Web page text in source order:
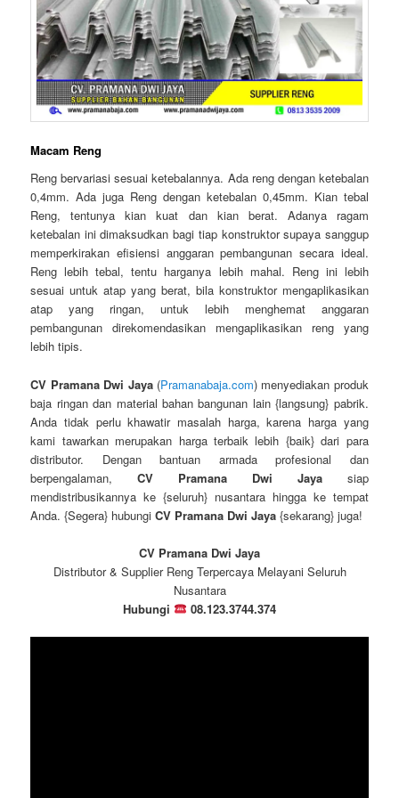
Macam Reng
Reng bervariasi sesuai ketebalannya. Ada reng dengan ketebalan
0,4mm. Ada juga Reng dengan ketebalan 0,45mm. Kian tebal
Reng, tentunya kian kuat dan kian berat. Adanya ragam
ketebalan ini dimaksudkan bagi tiap konstruktor supaya sanggup
memperkirakan efisiensi anggaran pembangunan secara ideal.
Reng lebih tebal, tentu harganya lebih mahal. Reng ini lebih
sesuai untuk atap yang berat, bila konstruktor mengaplikasikan
atap yang ringan, untuk lebih menghemat anggaran
pembangunan direkomendasikan mengaplikasikan reng yang
lebih tipis.
CV Pramana Dwi Jaya(Pramanabaja.com) menyediakan produk
baja ringan dan material bahan bangunan lain {langsung} pabrik.
Anda tidak perlu khawatir masalah harga, karena harga yang
kami tawarkan merupakan harga terbaik lebih {baik} dari para
distributor. Dengan bantuan armada profesional dan
berpengalaman,CV Pramana Dwi Jayasiap
mendistribusikannya ke {seluruh} nusantara hingga ke tempat
Anda. {Segera} hubungiCV Pramana Dwi Jaya {sekarang} juga!
CV Pramana Dwi Jaya
Distributor & Supplier Reng Terpercaya Melayani Seluruh
Nusantara
Hubungi
08.123.3744.374